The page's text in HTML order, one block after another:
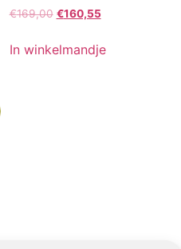
€169,00 Oorspronkelijke
was:
€169,00.
€160,55Huidige
is:
In winkelmandje